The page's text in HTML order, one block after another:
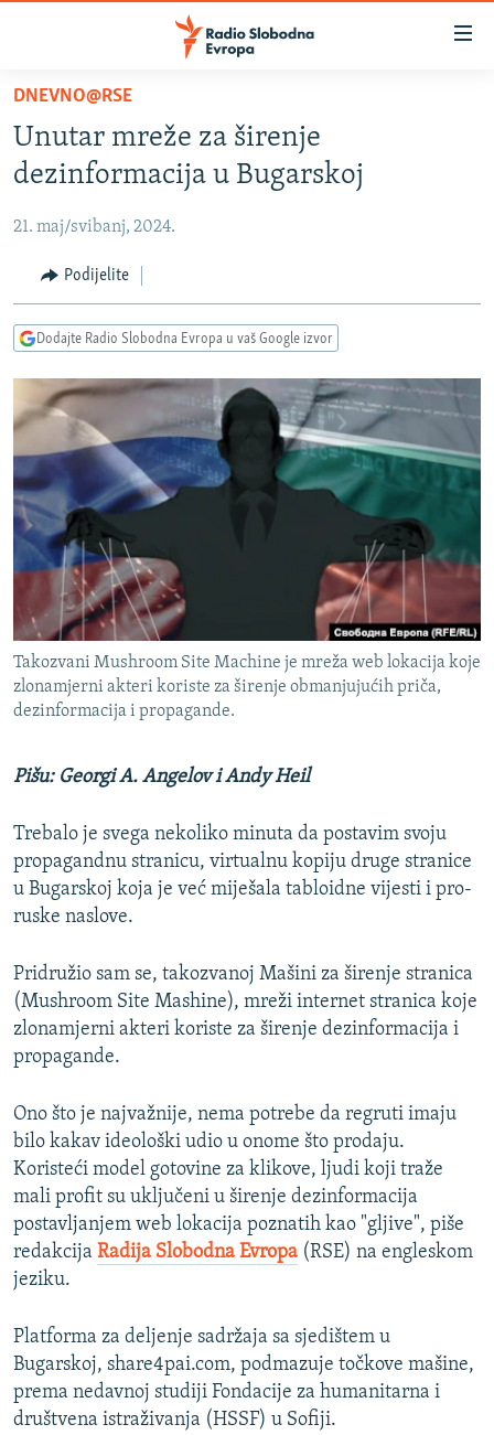
Pređite
glavni
sadržaj
na
navigaciju
Pređite
na
BOSNA I HERCEGOVINA
KOSOVO
CRNA GORA
VIDEO
FOTOGALERIJE
INFOGRAFIKE
PODCASTI
RAT U UKRAJINI
KINA NA BALKANU
RSE PRIČE IZ SVIJETA
ISPRIČAJ MI
DNEVNO@RSE
SPECIJALI RSE
VIŠE OD NASLOVA
GENOCID U SREBRENICI
POPLAVE I KLIZIŠTA U BIH 2024.
POST SCRIPTUM
MOJA EVROPA
TRI DECENIJE OD RATA U BIH
SVE KARTE DEJTONA
PRATITE NAS
DNEVNO@RSE
Unutar mreže za širenje
dezinformacija u Bugarskoj
21. maj/svibanj, 2024.
Podijelite
Dodajte Radio Slobodna Evropa u vaš Google izvor
Takozvani Mushroom Site Machine je mreža web lokacija koje
zlonamjerni akteri koriste za širenje obmanjujućih priča,
dezinformacija i propagande.
Pišu: Georgi A. Angelov i Andy Heil
Trebalo je svega nekoliko minuta da postavim svoju
propagandnu stranicu, virtualnu kopiju druge stranice
u Bugarskoj koja je već miješala tabloidne vijesti i pro-
ruske naslove.
Pridružio sam se, takozvanoj Mašini za širenje stranica
(Mushroom Site Mashine), mreži internet stranica koje
zlonamjerni akteri koriste za širenje dezinformacija i
propagande.
Ono što je najvažnije, nema potrebe da regruti imaju
bilo kakav ideološki udio u onome što prodaju.
Koristeći model gotovine za klikove, ljudi koji traže
mali profit su uključeni u širenje dezinformacija
postavljanjem web lokacija poznatih kao "gljive", piše
redakcija Radija Slobodna Evropa (RSE) na engleskom
jeziku.
Platforma za deljenje sadržaja sa sjedištem u
Bugarskoj, share4pai.com, podmazuje točkove mašine,
prema nedavnoj studiji Fondacije za humanitarna i
društvena istraživanja (HSSF) u Sofiji.